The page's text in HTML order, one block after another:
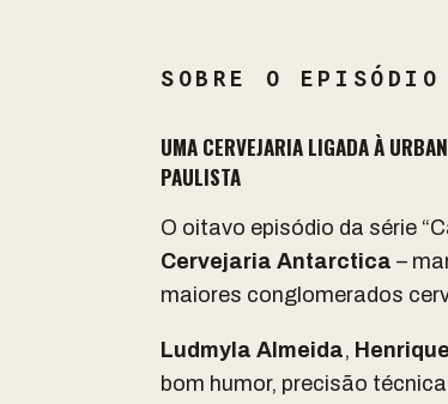
SOBRE O EPISÓDIO
UMA CERVEJARIA LIGADA À
PAULISTA
O oitavo episódio da série
Cervejaria Antarctica –
maiores conglomerados
Ludmyla Almeida,
bom humor, precisão